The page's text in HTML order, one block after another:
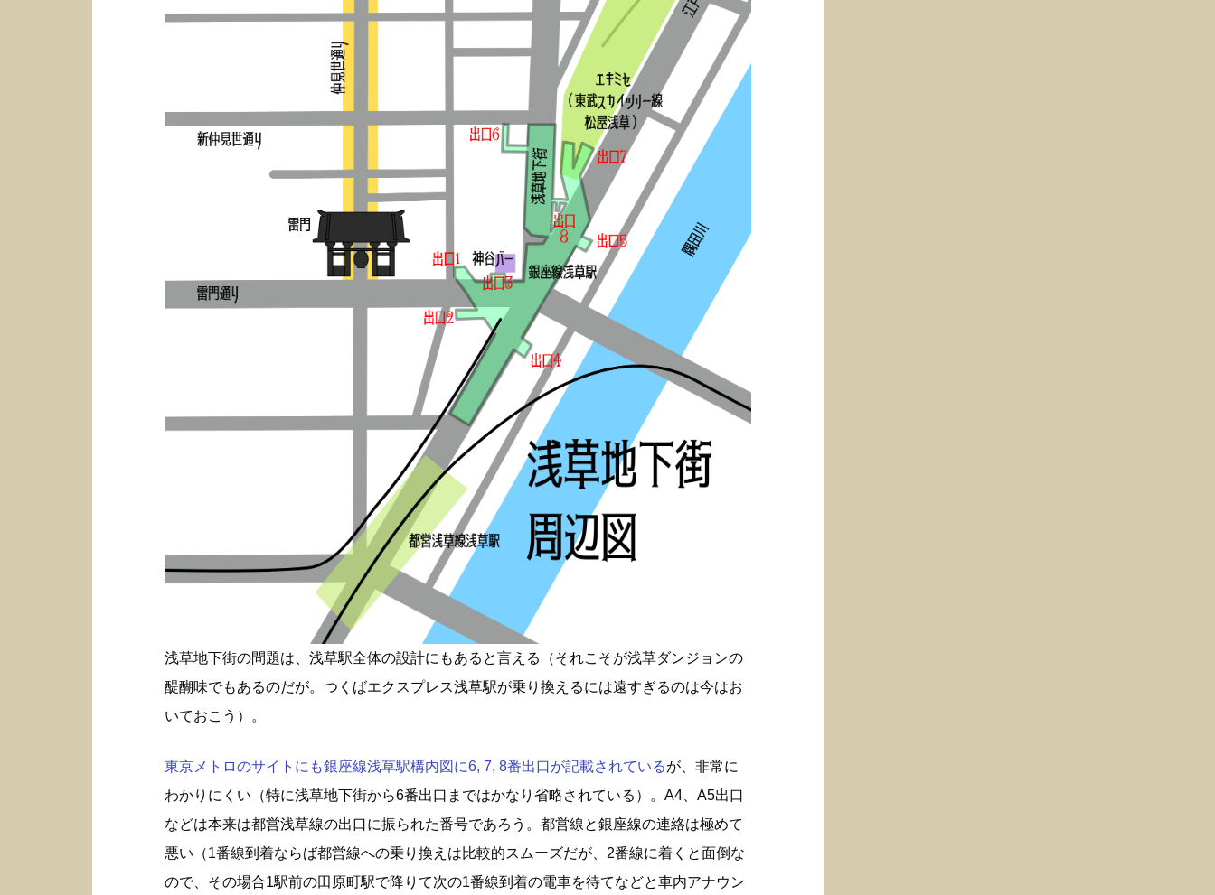
浅草地下街の問題は、浅草駅全体の設計にもあると言える（それこそが浅草ダンジョンの
醍醐味でもあるのだが。つくばエクスプレス浅草駅が乗り換えるには遠すぎるのは今はお
いておこう）。
東京メトロのサイトにも銀座線浅草駅構内図に6, 7, 8番出口が記載されているが、非常に
わかりにくい（特に浅草地下街から6番出口まではかなり省略されている）。A4、A5出口
などは本来は都営浅草線の出口に振られた番号であろう。都営線と銀座線の連絡は極めて
悪い（1番線到着ならば都営線への乗り換えは比較的スムーズだが、2番線に着くと面倒な
ので、その場合1駅前の田原町駅で降りて次の1番線到着の電車を待てなどと車内アナウン